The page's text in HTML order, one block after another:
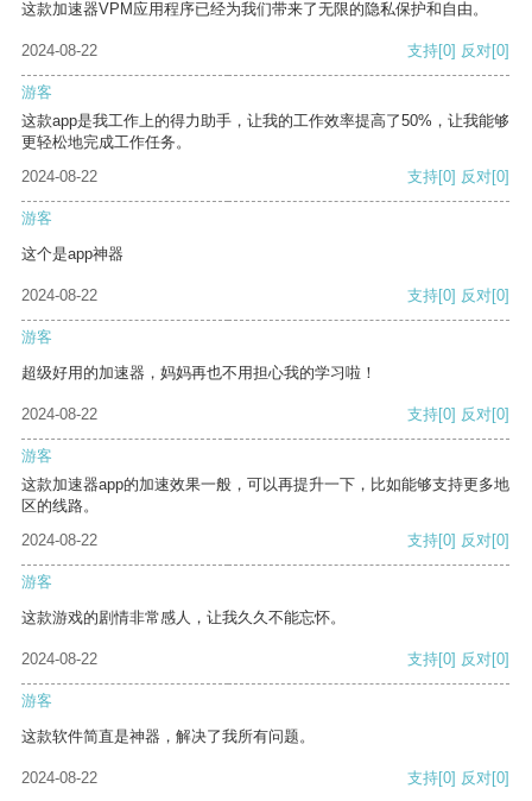
这款加速器VPM应用程序已经为我们带来了无限的隐私保护和自由。
2024-08-22 支持[0] 反对[0]
游客
这款app是我工作上的得力助手，让我的工作效率提高了50%，让我能够
更轻松地完成工作任务。
2024-08-22
支持[0] 反对[0]
游客
这个是app神器
2024-08-22 支持[0] 反对[0]
游客
超级好用的加速器，妈妈再也不用担心我的学习啦！
2024-08-22 支持[0] 反对[0]
游客
这款加速器app的加速效果一般，可以再提升一下，比如能够支持更多地
区的线路。
2024-08-22
支持[0] 反对[0]
游客
这款游戏的剧情非常感人，让我久久不能忘怀。
2024-08-22 支持[0] 反对[0]
游客
这款软件简直是神器，解决了我所有问题。
2024-08-22 支持[0] 反对[0]